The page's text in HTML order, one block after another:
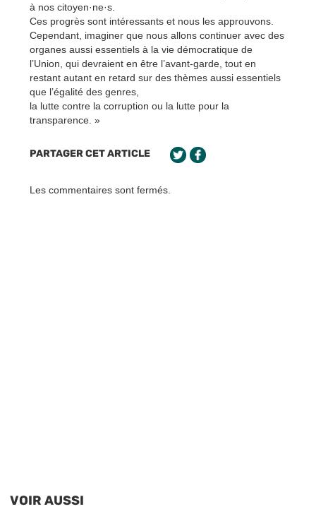
à nos citoyen·ne·s.
Ces progrès sont intéressants et nous les approuvons.
Cependant, imaginer que nous allons continuer avec des
organes aussi essentiels à la vie démocratique de
l’Union, qui devraient en être l’avant-garde, tout en
restant autant en retard sur des thèmes aussi essentiels
que l’égalité des genres,
la lutte contre la corruption ou la lutte pour la
transparence. »
PARTAGER CET ARTICLE
Les commentaires sont fermés.
VOIR AUSSI